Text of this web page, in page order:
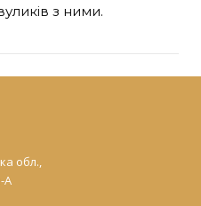
з ними.
обл.,
А